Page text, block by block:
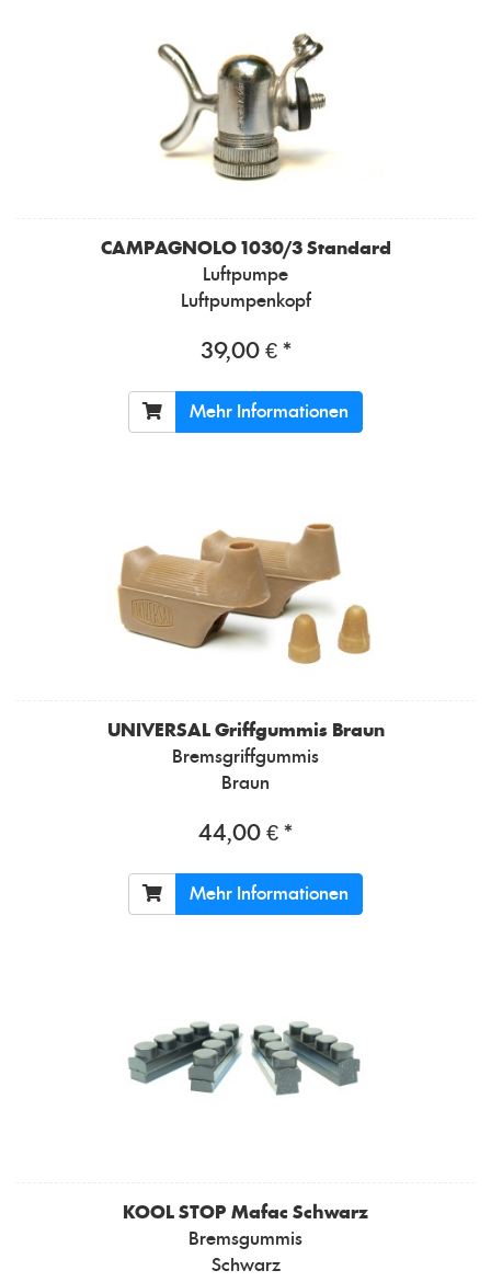
CAMPAGNOLO 1030/3 Standard
Luftpumpe
Luftpumpenkopf
39,00 € *
Mehr Informationen
UNIVERSAL Griffgummis Braun
Bremsgriffgummis
Braun
44,00 € *
Mehr Informationen
KOOL STOP Mafac Schwarz
Bremsgummis
Schwarz